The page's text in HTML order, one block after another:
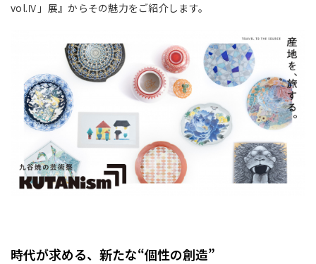
vol.Ⅳ」展』からその魅力をご紹介します。
時代が求める、 新たな“個性の創造”